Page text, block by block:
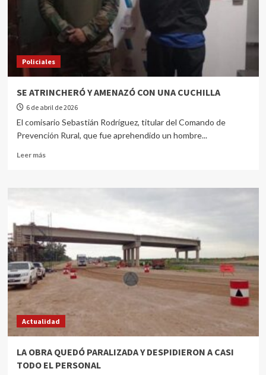
Policiales
SE ATRINCHERÓ Y AMENAZÓ CON UNA CUCHILLA
6 de abril de 2026
El comisario Sebastián Rodríguez, titular del Comando de
Prevención Rural, que fue aprehendido un hombre...
Leer más
Actualidad
LA OBRA QUEDÓ PARALIZADA Y DESPIDIERON A CASI
TODO EL PERSONAL